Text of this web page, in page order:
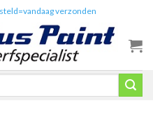
verzonden